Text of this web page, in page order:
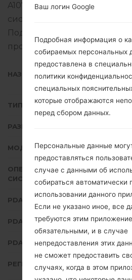
A107MUBU5BTH1.
системы данной
Подробная инструкция,
прошивку на устройства
НАЗВАНИЕ ФАЙЛА
SM-
ТИП ПРОШИВКИ
РАЗМЕР ФАЙЛА
МОДЕЛЬ
ОПЕРАЦИОННАЯ
СИСТЕМА
PDA/AP ВЕРСИЯ
PDA/AP ВЕРСИЯ
PDA/AP ВЕРСИЯ
РЕГИОН
Ваш логин Google
Подробная информация о
собираемых персональных
предоставлена в
политики
специальных
которые отображаются
перед сбором данных.
Персональные данные
предоставляться
случае с данными об
собираться автоматически
использовании данного
Если не указано иное, все
требуются этим
обязательными, и в случае
непредоставления этих
не сможет предоставить
случаях, когда в этом